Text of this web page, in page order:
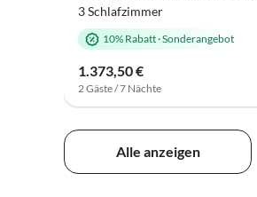
3 Schlafzimmer
10% Rabatt·Sonderangebot
1.373,50 €
2 Gäste / 7 Nächte
Alle anzeigen